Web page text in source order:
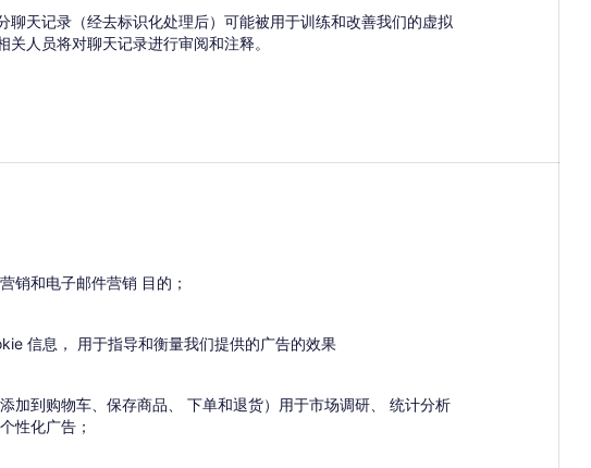
天记录（经去标识化处理后）可能被用于训练和改善我们的虚拟
人员将对聊天记录进行审阅和注释。
销和电子邮件营销 目的；
信息， 用于指导和衡量我们提供的广告的效果
加到购物车、保存商品、 下单和退货）用于市场调研、 统计分析
性化广告；